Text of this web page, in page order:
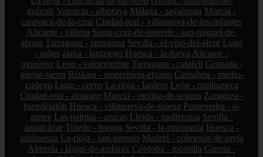
guíxols Valencia - alboraya Málaga - sayalonga Murcia -
caravaca-de-la-cruz Ciudad-real - villanueva-de-los-infantes
Alicante - villena Santa-cruz-de-tenerife - san-miguel-de-
abona Tarragona - tarragona Sevilla - el-viso-del-alcor Lugo
- sober álava - lantziego Huesca - la-fueva Alicante -
monòver León - valdevimbre Tarragona - calafell Granada -
güejar-sierra Bizkaia - amorebieta-etxano Cantabria - medio-
cudeyo Lugo - cervo La-rioja - lardero León - molinaseca
Ciudad-real - almagro Murcia - molina-de-segura Zaragoza -
fuendejalón Huesca - villanueva-de-sigena Pontevedra - o-
grove Las-palmas - arucas Lleida - mollerussa Sevilla -
aznalcázar Toledo - bargas Sevilla - la-rinconada Huesca -
adahuesca La-rioja - san-asensio Madrid - colmenar-de-oreja
Almería - láujar-de-andarax Córdoba - montilla Girona -